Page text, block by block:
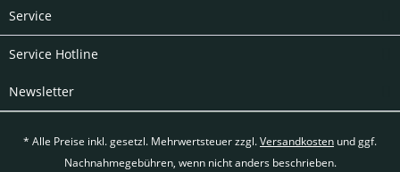
Service
Service Hotline
Newsletter
* Alle Preise inkl. gesetzl. Mehrwertsteuer zzgl.Versandkosten und ggf.
Nachnahmegebühren, wenn nicht anders beschrieben.